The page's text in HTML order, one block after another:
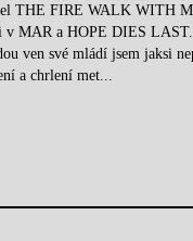
FIRE WALK WITH
MAR a HOPE DIES LAST.
ven své mládí jsem jaksi
a chrlení met...